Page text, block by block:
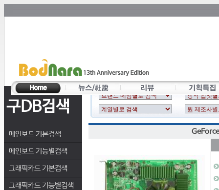
구DB검색
메인보드 기본검색
메인보드 기능별검색
그래픽카드 기본검색
그래픽카드 기능별검색